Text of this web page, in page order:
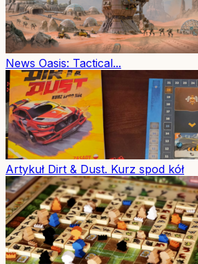
News Oasis: Tactical...
Artykuł Dirt & Dust. Kurz spod kół